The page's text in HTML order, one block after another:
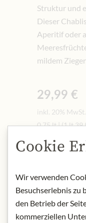
Struktur und
Dieser
Aperitif oder
mildem
29,99 €
inkl. 20%
0.75 lt|(1 lt
NICHT AUF
Art.Nr.:
Cookie
Wir verwenden
Besuchserlebnis zu
den Betrieb der
kommerziellen